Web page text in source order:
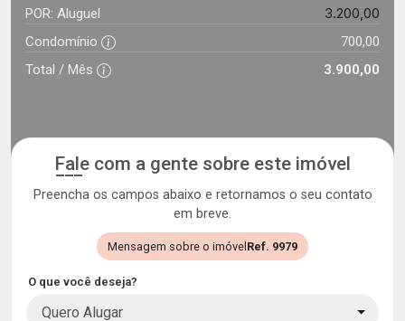
POR: Aluguel 3.200,00
Condomínio
700,00
Total / Mês
3.900,00
Fale com a gente sobre este imóvel
Preencha os campos abaixo e retornamos o seu contato
em breve.
Mensagem sobre o imóvel Ref. 9979
O que você deseja?
Quero Alugar